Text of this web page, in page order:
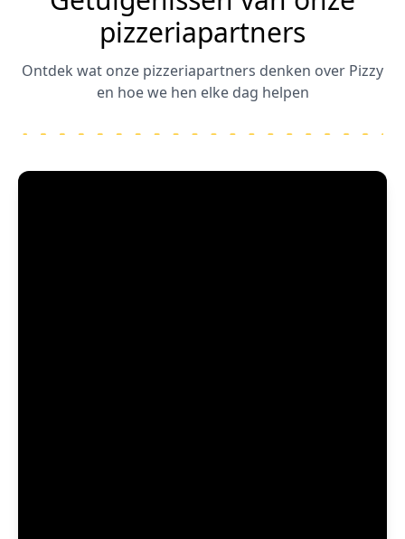
pizzeriapartners
Ontdek wat onze pizzeriapartners denken over Pizzy
en hoe we hen elke dag helpen